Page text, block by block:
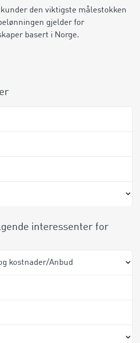
den viktigste målestokken
gjelder for
basert i Norge.
interessenter for